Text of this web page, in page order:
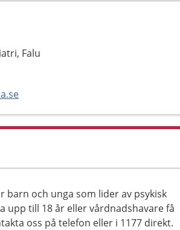
Falu
barn och unga som lider av psykisk
upp till 18 år eller vårdnadshavare få
oss på telefon eller i 1177 direkt.